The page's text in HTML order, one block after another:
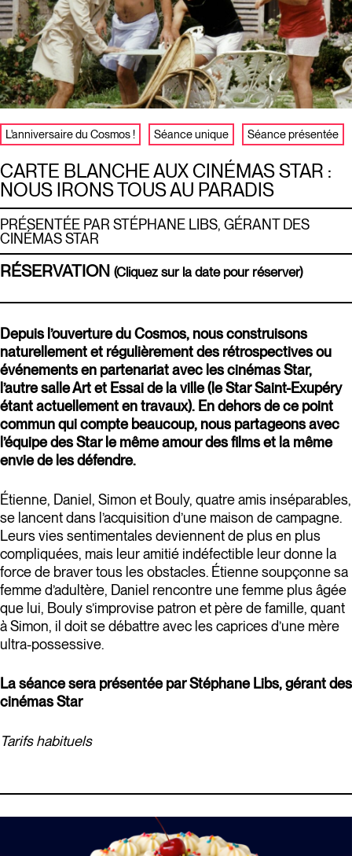
CARTE BLANCHE AUX CINÉMAS STAR :
NOUS IRONS TOUS AU PARADIS
PRÉSENTÉE PAR STÉPHANE LIBS, GÉRANT DES
CINÉMAS STAR
L'anniversaire du Cosmos ! Séance unique Séance présentée
RÉSERVATION (Cliquez sur la date pour réserver)
Depuis l’ouverture du Cosmos, nous construisons
naturellement et régulièrement des rétrospectives ou
événements en partenariat avec les cinémas Star,
l’autre salle Art et Essai de la ville (le Star Saint-Exupéry
étant actuellement en travaux). En dehors de ce point
commun qui compte beaucoup, nous partageons avec
l’équipe des Star le même amour des films et la même
envie de les défendre.
Étienne, Daniel, Simon et Bouly, quatre amis inséparables,
se lancent dans l’acquisition d’une maison de campagne.
Leurs vies sentimentales deviennent de plus en plus
compliquées, mais leur amitié indéfectible leur donne la
force de braver tous les obstacles. Étienne soupçonne sa
femme d’adultère, Daniel rencontre une femme plus âgée
que lui, Bouly s’improvise patron et père de famille, quant
à Simon, il doit se débattre avec les caprices d’une mère
ultra-possessive.
La séance sera présentée par Stéphane Libs, gérant des
cinémas Star
Tarifs habituels